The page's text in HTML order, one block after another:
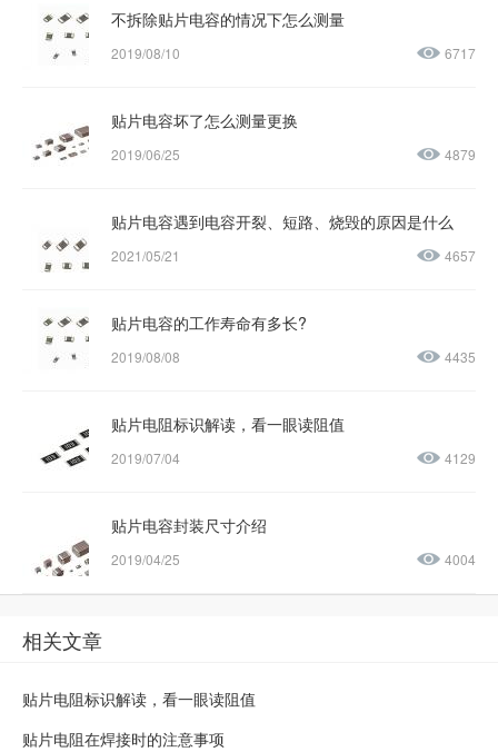
不拆除贴片电容的情况下怎么测量
2019/08/10 6717
贴片电容坏了怎么测量更换
2019/06/25 4879
贴片电容遇到电容开裂、短路、烧毁的原因是什么
2021/05/21 4657
贴片电容的工作寿命有多长?
2019/08/08 4435
贴片电阻标识解读，看一眼读阻值
2019/07/04 4129
贴片电容封装尺寸介绍
2019/04/25 4004
相关文章
贴片电阻标识解读，看一眼读阻值
贴片电阻在焊接时的注意事项